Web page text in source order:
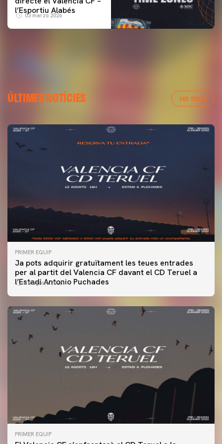
l’Esportiu Alabés
03 marzo 2026
ÚLTIMES NOTÍCIES VER TODAS
PRIMER EQUIP
Ja pots adquirir gratuïtament les teues entrades
per al partit del Valencia CF davant el CD Teruel a
l’Estadi Antonio Puchades
10 agosto 2026
PRIMER EQUIP